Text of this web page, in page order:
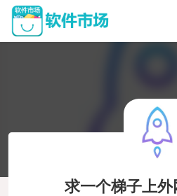
求一个梯子上外